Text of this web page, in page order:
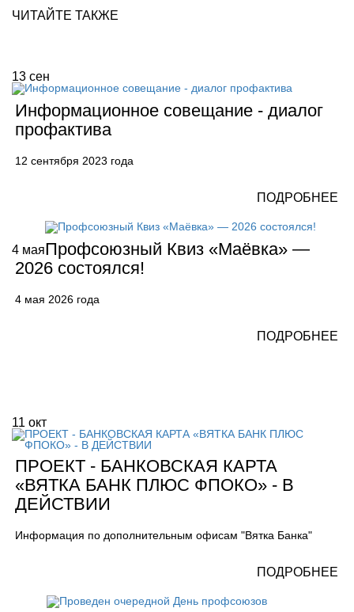
ЧИТАЙТЕ ТАКЖЕ
13 сен
Информационное совещание - диалог
профактива
12 сентября 2023 года
ПОДРОБНЕЕ
4 маяПрофсоюзный Квиз «Маёвка» —
2026 состоялся!
4 мая 2026 года
ПОДРОБНЕЕ
11 окт
ПРОЕКТ - БАНКОВСКАЯ КАРТА
«ВЯТКА БАНК ПЛЮС ФПОКО» - В
ДЕЙСТВИИ
Информация по дополнительным офисам "Вятка Банка"
ПОДРОБНЕЕ